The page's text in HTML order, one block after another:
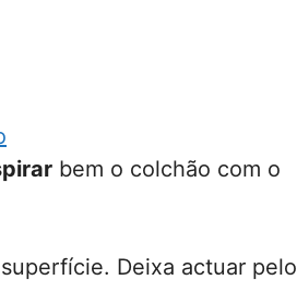
bem o colchão com o
Deixa actuar pelo